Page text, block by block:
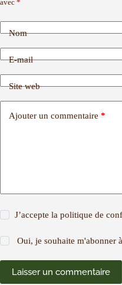
avec *
Nom
E-mail
Site web
Ajouter un commentaire *
J’accepte lapolitique de
Oui, je souhaite m'abonner
Laisser un commentaire